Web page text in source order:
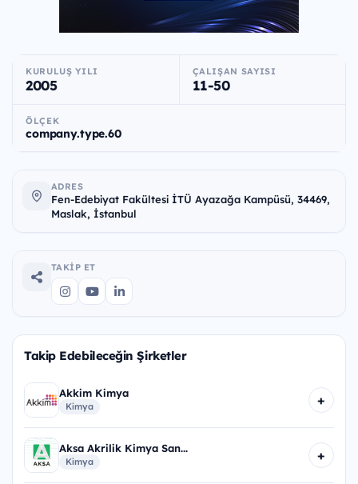
KURULUŞ YILI
2005
ÇALIŞAN SAYISI
11-50
ÖLÇEK
company.type.60
ADRES
Fen-Edebiyat Fakültesi İTÜ Ayazağa Kampüsü, 34469,
Maslak, İstanbul
TAKIP ET
Takip Edebileceğin Şirketler
Akkim Kimya
Kimya +
Aksa Akrilik Kimya San...
Kimya +